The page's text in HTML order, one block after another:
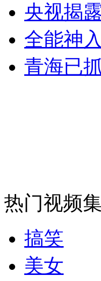
外交部：反对强权政
外交部：有关国家言
消防员救轻生者 花
央视揭
全能神
青海已
热门视频
搞笑
美女